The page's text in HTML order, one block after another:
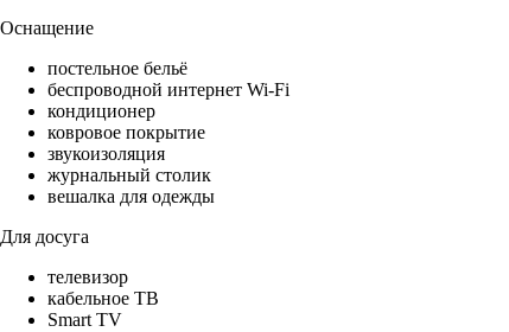
Оснащение
постельное бельё
беспроводной интернет Wi-Fi
кондиционер
ковровое покрытие
звукоизоляция
журнальный столик
вешалка для одежды
Для досуга
телевизор
кабельное ТВ
Smart TV